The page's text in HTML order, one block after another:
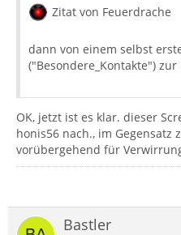
Zitat von Feuerdrache
dann von einem selbst
("Besondere_Kontakte")
OK, jetzt ist es klar. dieser
honis56 nach., im Gegensatz
vorübergehend für
Bastler